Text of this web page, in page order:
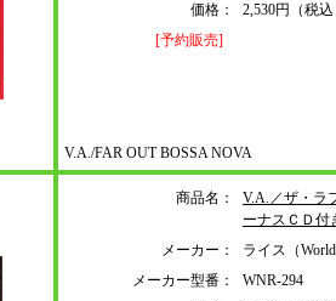
価格：
2,530円（税込
[予約販売]
V.A./FAR OUT BOSSA NOVA
商品名：
V.A.／ザ・ラ
ーナスＣＤ付
メーカー：
ライス（
メーカー型番：
WNR-294